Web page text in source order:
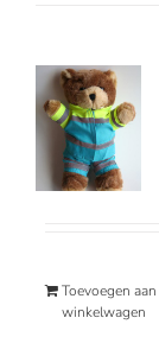
Toevoegen aan
winkelwagen